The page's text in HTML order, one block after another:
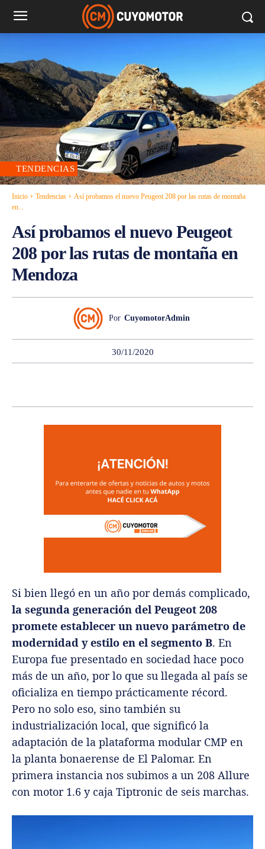
TENDENCIAS
Inicio Tendencias
Así probamos el nuevo Peugeot 208 por las rutas de montaña
en...
Así probamos el nuevo Peugeot
208 por las rutas de montaña en
Mendoza
Por CuyomotorAdmin
30/11/2020
Si bien llegó en un año por demás complicado,
la segunda generación del Peugeot 208
promete establecer un nuevo parámetro de
modernidad y estilo en el segmento B. En
Europa fue presentado en sociedad hace poco
más de un año, por lo que su llegada al país se
oficializa en tiempo prácticamente récord.
Pero no solo eso, sino también su
industrialización local, que significó la
adaptación de la plataforma modular CMP en
la planta bonaerense de El Palomar. En
primera instancia nos subimos a un 208 Allure
con motor 1.6 y caja Tiptronic de seis marchas.